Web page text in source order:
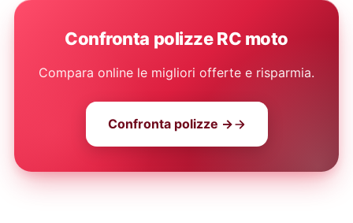
Confronta polizze RC moto
Compara online le migliori offerte e risparmia.
Confronta polizze →